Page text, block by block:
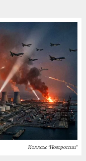
Коллаж "Новороссии"